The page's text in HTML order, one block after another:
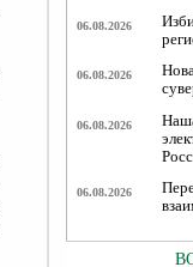
06.08.2026
06.08.2026
06.08.2026
06.08.2026